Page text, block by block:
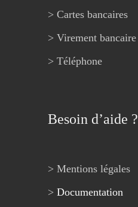
> Cartes bancaires
> Virement bancaire
> Téléphone
Besoin d’aide ?
> Mentions légales
> Documentation